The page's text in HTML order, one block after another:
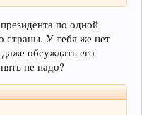
по одной
страны. У тебя же нет
обсуждать его
не надо?